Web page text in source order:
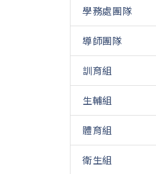
學務處團隊
導師團隊
訓育組
生輔組
體育組
衛生組